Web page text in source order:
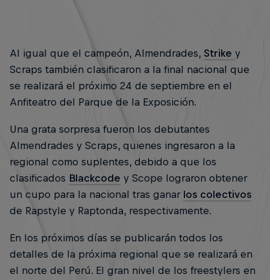
Al igual que el campeón, Almendrades, Strike y
Scraps también clasificaron a la final nacional que
se realizará el próximo 24 de septiembre en el
Anfiteatro del Parque de la Exposición.
Una grata sorpresa fueron los debutantes
Almendrades y Scraps, quienes ingresaron a la
regional como suplentes, debido a que los
clasificados Blackcode y Scope lograron obtener
un cupo para la nacional tras ganar los colectivos
de Rapstyle y Raptonda, respectivamente.
En los próximos días se publicarán todos los
detalles de la próxima regional que se realizará en
el norte del Perú. El gran nivel de los freestylers en